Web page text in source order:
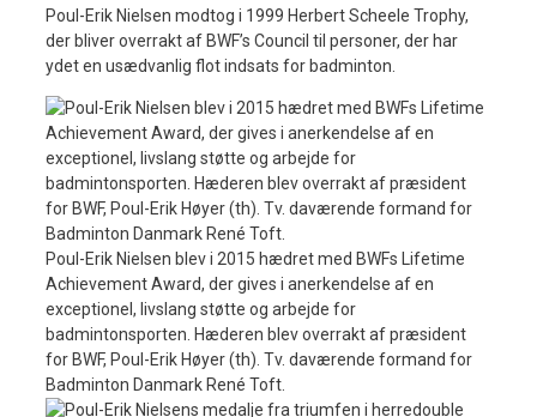
Poul-Erik Nielsen modtog i 1999 Herbert Scheele Trophy,
der bliver overrakt af BWF’s Council til personer, der har
ydet en usædvanlig flot indsats for badminton.
Poul-Erik Nielsen blev i 2015 hædret med BWFs Lifetime
Achievement Award, der gives i anerkendelse af en
exceptionel, livslang støtte og arbejde for
badmintonsporten. Hæderen blev overrakt af præsident
for BWF, Poul-Erik Høyer (th). Tv. daværende formand for
Badminton Danmark René Toft.